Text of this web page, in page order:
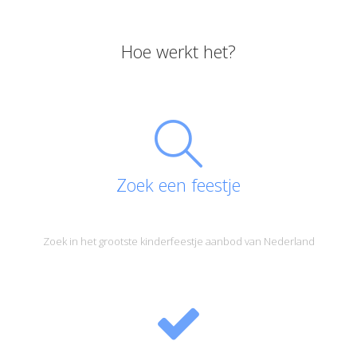
Hoe werkt het?
Zoek een feestje
Zoek in het grootste kinderfeestje aanbod van Nederland